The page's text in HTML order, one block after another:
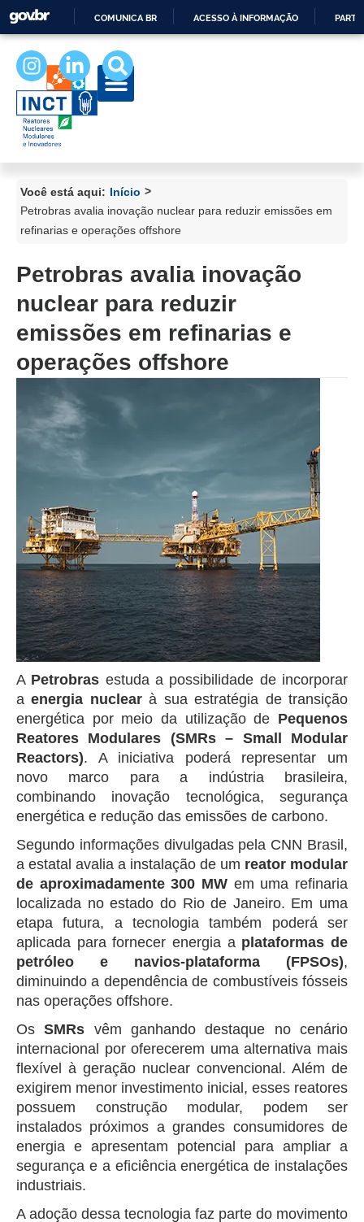
COMUNICA BR ACESSO À INFORMAÇÃO
Você está aqui: Início >
Petrobras avalia inovação nuclear para reduzir emissões em
refinarias e operações offshore
Petrobras avalia inovação
nuclear para reduzir
emissões em refinarias e
operações offshore
A Petrobras estuda a possibilidade de incorporar
aenergia nuclearà sua estratégia de transição
energética por meio da utilização de Pequenos
Reatores Modulares (SMRs – Small Modular
Reactors). A iniciativa poderá representar um
novo marco para a indústria brasileira,
combinando inovação tecnológica, segurança
energética e redução das emissões de carbono.
Segundo informações divulgadas pela CNN Brasil,
a estatal avalia a instalação de um reator modular
de aproximadamente 300 MW em uma refinaria
localizada no estado do Rio de Janeiro. Em uma
etapa futura, a tecnologia também poderá ser
aplicada para fornecer energia a plataformas de
petróleo e navios-plataforma (FPSOs),
diminuindo a dependência de combustíveis fósseis
nas operações offshore.
OsSMRs vêm ganhando destaque no cenário
internacional por oferecerem uma alternativa mais
flexível à geração nuclear convencional. Além de
exigirem menor investimento inicial, esses reatores
possuem construção modular, podem ser
instalados próximos a grandes consumidores de
energia e apresentam potencial para ampliar a
segurança e a eficiência energética de instalações
industriais.
A adoção dessa tecnologia faz parte do movimento